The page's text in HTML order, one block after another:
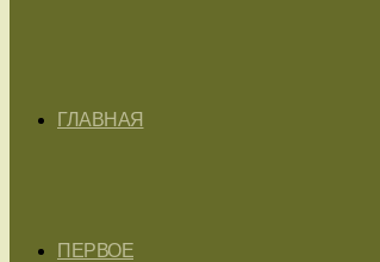
ГЛАВНАЯ
ПЕРВОЕ